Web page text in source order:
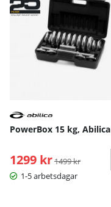
PowerBox 15 kg, Abilica
1299 kr Ordinarie pris:
1499 kr
1-5 arbetsdagar